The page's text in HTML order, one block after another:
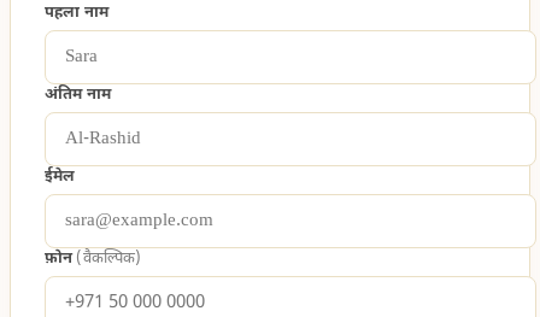
पहला नाम
अंतिम नाम
ईमेल
फ़ोन (वैकल्पिक)